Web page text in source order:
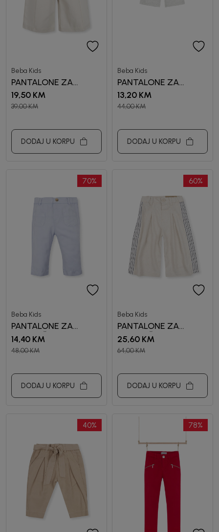
Beba Kids
PANTALONE ZA
DJEVOJČICE BILJA
19,50 KM
39,00KM
DODAJ U KORPU
Beba Kids
PANTALONE ZA
DJEVOJČICE IV
13,20 KM
44,00KM
DODAJ U KORPU
70%
Beba Kids
PANTALONE ZA
DJEVOJČICE RORY
14,40 KM
48,00KM
DODAJ U KORPU
60%
Beba Kids
PANTALONE ZA
DJEVOJČICE SALI
25,60 KM
64,00KM
DODAJ U KORPU
40% 78%